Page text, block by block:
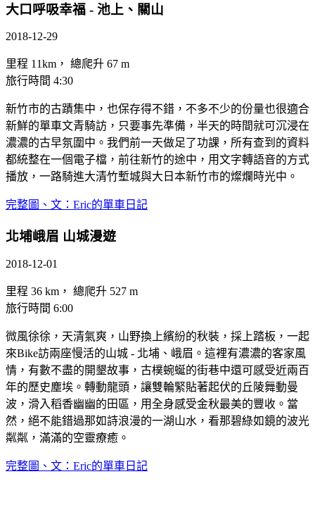
大口呼吸幸福 - 池上、關山
2018-12-29
里程 11km， 總爬升 67 m
旅行時間 4:30
新竹市的古蹟集中，也保存得不錯，不多不少的份量也很適合
新鮮的單車文青騎訪，只要事先準備，半天的時間就可沉浸在
濃濃的古早氛圍中。我們前一天做足了功課，所有查到的資料
都統整在一個電子檔，前往新竹的途中，用文字轉語音的方式
播放，一路騎進大清竹塹城與大日本新竹市的燦爛時光中。
完整圖、文：Eric的單車日記
北埔峨眉 山城漫遊
2018-12-01
里程 36 km， 總爬升 527 m
旅行時間 6:00
微風徐徐，天清氣爽，山野換上繽紛的秋裝，採上踏板，一起
來Bike訪兩座慢活的山城 - 北埔、峨眉。這裡有濃濃的客家風
情，有數不盡的開墾故事，古樸蜿蜒的街巷中還可感受近兩百
年的歷史塵埃。轉動龍頭，讓雙輪緊貼著起伏的丘陵舞動曼
波，滑入稻香幽幽的田區，用全身感受金秋最美的豐收。當
然，絕不能錯過那如詩浪漫的一湖山水，看那碧綠如鏡的波光
粼粼，滿滿的空靈療癒。
完整圖、文：Eric的單車日記